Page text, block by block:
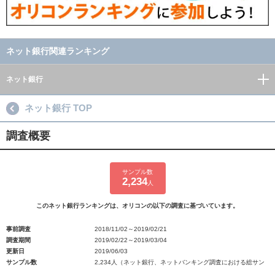
ネット銀行関連ランキング
ネット銀行
ネット銀行 TOP
調査概要
サンプル数
2,234人
このネット銀行ランキングは、オリコンの以下の調査に基づいています。
事前調査
2018/11/02～2019/02/21
調査期間
2019/02/22～2019/03/04
更新日
2019/06/03
サンプル数
2,234人（ネット銀行、ネットバンキング調査における総サン